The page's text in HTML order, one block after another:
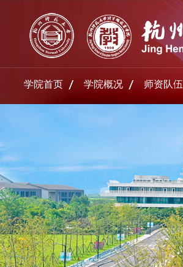
学院首页 学院概况 师资队伍